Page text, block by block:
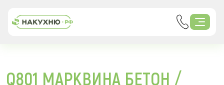
Q801 МАРКВИНА БЕТОН /